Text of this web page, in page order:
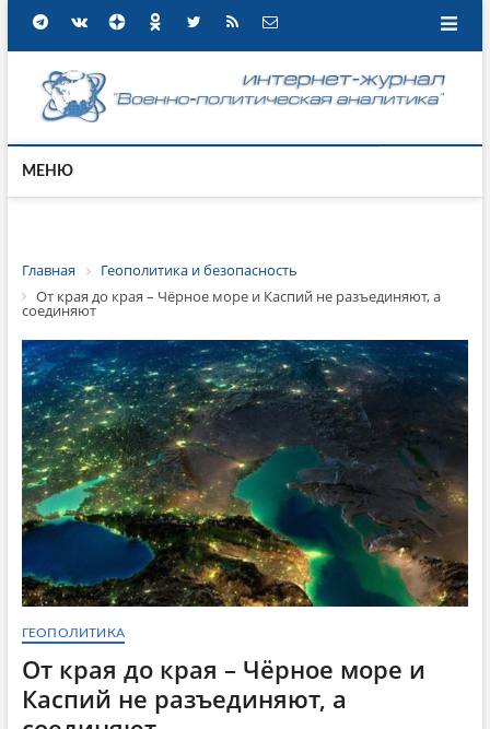
МЕНЮ
Главная
Геополитика и безопасность
От края до края – Чёрное море и Каспий не разъединяют, а
соединяют
ГЕОПОЛИТИКА
От края до края – Чёрное море и
Каспий не разъединяют, а